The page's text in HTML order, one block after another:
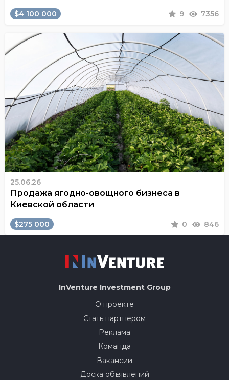
$4 100 000 9 7356
25.06.26
Продажа ягодно-овощного бизнеса в
Киевской области
$275 000 0 846
InVenture Investment Group
О проекте
Стать партнером
Реклама
Команда
Вакансии
Доска объявлений